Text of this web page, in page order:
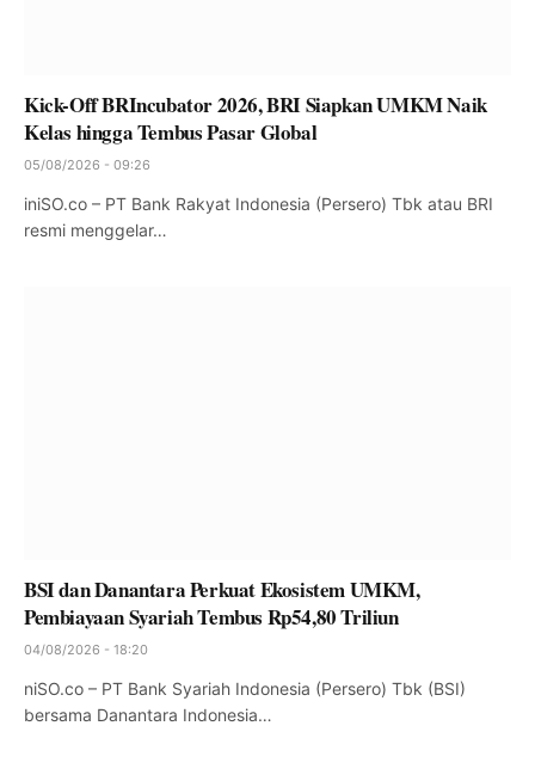
Kick-Off BRIncubator 2026, BRI Siapkan UMKM Naik
Kelas hingga Tembus Pasar Global
05/08/2026 - 09:26
iniSO.co – PT Bank Rakyat Indonesia (Persero) Tbk atau BRI
resmi menggelar…
BSI dan Danantara Perkuat Ekosistem UMKM,
Pembiayaan Syariah Tembus Rp54,80 Triliun
04/08/2026 - 18:20
niSO.co – PT Bank Syariah Indonesia (Persero) Tbk (BSI)
bersama Danantara Indonesia…